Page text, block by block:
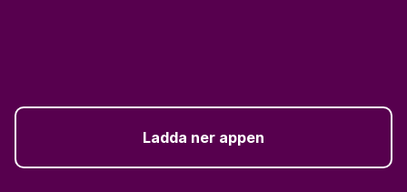
Ladda ner appen